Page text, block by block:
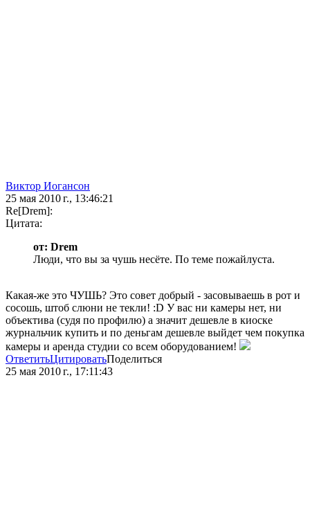
Виктор Иогансон
25 мая 2010 г., 13:46:21
Re[Drem]:
Цитата:
от: Drem
Люди, что вы за чушь несёте. По теме пожайлуста.
Какая-же это ЧУШЬ? Это совет добрый - засовываешь в рот и
сосошь, штоб слюни не текли! :D У вас ни камеры нет, ни
объектива (судя по профилю) а значит дешевле в киоске
журнальчик купить и по деньгам дешевле выйдет чем покупка
камеры и аренда студии со всем оборудованием!
ОтветитьЦитироватьПоделиться
25 мая 2010 г., 17:11:43